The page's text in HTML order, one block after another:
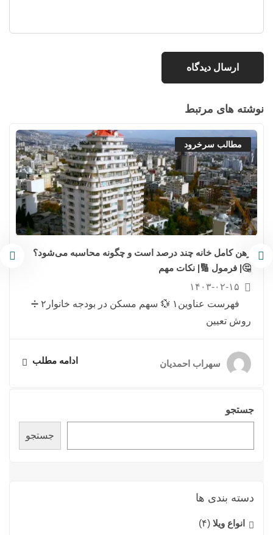
جستجو
جستجو
دسته بندی ها
انواع ویلا (۴)
نوشته های مرتبط
مطالب سرخرود
رهن کامل خانه چند درصد است و چگونه محاسبه می‌شود؟
🤔| فرمول 🔢| نکات مهم
۱۴۰۳-۰۲-۱۵
فهرست عناوین۱ 💱 سهم مسکن در بودجه خانوار۲ ➗
روش تعیین
سهراب احمدیان ادامه مطلب